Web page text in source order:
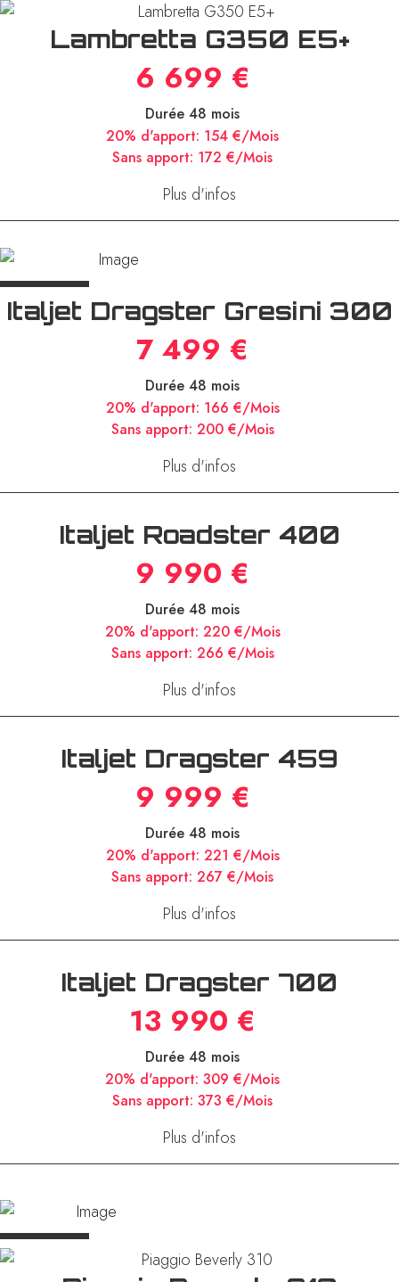
Lambretta G350 E5+
6 699 €
Durée 48 mois
20% d'apport:154 €/Mois
Sans apport:172 €/Mois
Italjet Dragster Gresini 300
7 499 €
Durée 48 mois
20% d'apport:166 €/Mois
Sans apport:200 €/Mois
Italjet Roadster 400
9 990 €
Durée 48 mois
20% d'apport:220 €/Mois
Sans apport:266 €/Mois
Italjet Dragster 459
9 999 €
Durée 48 mois
20% d'apport:221 €/Mois
Sans apport:267 €/Mois
Italjet Dragster 700
13 990 €
Durée 48 mois
20% d'apport:309 €/Mois
Sans apport:373 €/Mois